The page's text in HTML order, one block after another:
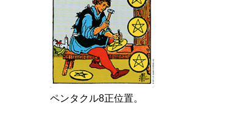
ペンタクル8正位置。